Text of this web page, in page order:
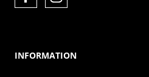
INFORMATION